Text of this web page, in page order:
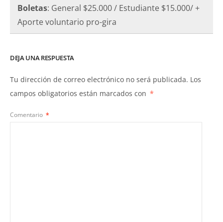
Boletas: General $25.000 / Estudiante $15.000/ +
Aporte voluntario pro-gira
DEJA UNA RESPUESTA
Tu dirección de correo electrónico no será publicada. Los
campos obligatorios están marcados con *
Comentario *